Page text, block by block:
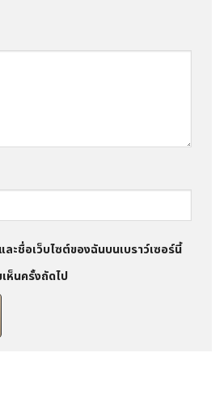
ะชื่อเว็บไซต์ของฉันบนเบราว์เซอร์นี้
ห็นครั้งถัดไป